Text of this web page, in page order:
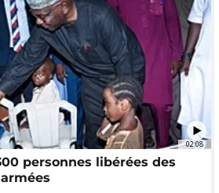
02:08
personnes libérées des